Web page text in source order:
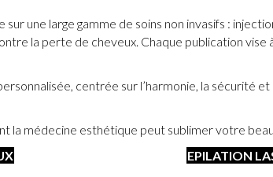
une large gamme de soins non invasifs :
la perte de cheveux. Chaque publication
centrée sur l’harmonie, la sécurité
la médecine esthétique peut sublimer votre
EPILATION